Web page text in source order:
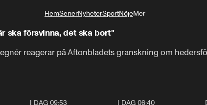
HemSerierNyheterSportNöjeMer
ska försvinna, det ska bort"
reagerar på Aftonbladets granskning om
I DAG 09:53 I DAG 06:40